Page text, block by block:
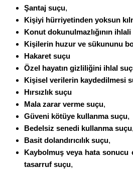
Şantaj suçu,
Kişiyi hürriyetinden yoksun
Konut dokunulmazlığının
Kişilerin huzur ve sükununu
Hakaret suçu
Özel hayatın gizliliğini ihlal
Kişisel verilerin kaydedilmesi
Hırsızlık suçu
Mala zarar verme suçu,
Güveni kötüye kullanma suçu,
Bedelsiz senedi kullanma suçu,
Basit dolandırıcılık suçu,
Kaybolmuş veya hata sonucu
tasarruf suçu,